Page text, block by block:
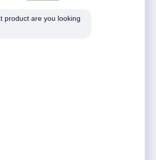
Newsletter für Rabatte und mehr.
product are you looking